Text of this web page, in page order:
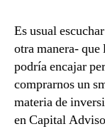
Es usual
otra manera- que
podría encajar
comprarnos un
materia de
en Capital